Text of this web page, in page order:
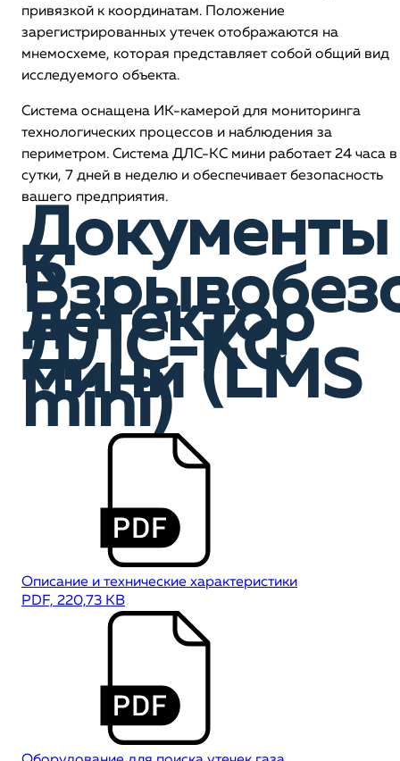
привязкой к координатам. Положение
зарегистрированных утечек отображаются на
мнемосхеме, которая представляет собой общий вид
исследуемого объекта.
Система оснащена ИК-камерой для мониторинга
технологических процессов и наблюдения за
периметром. Система ДЛС-КС мини работает 24 часа в
сутки, 7 дней в неделю и обеспечивает безопасность
вашего предприятия.
Документы
к
детектор
ДЛС-КС
мини (LMS
mini)
Описание и технические характеристики
PDF, 220,73 KB